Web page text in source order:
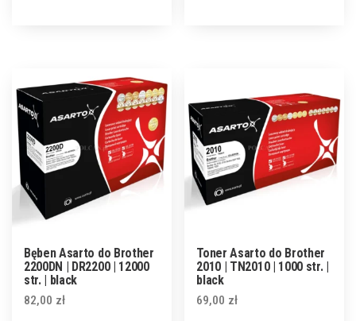
Bęben Asarto do Brother
2200DN | DR2200 | 12000
str. | black
82,00 zł
Toner Asarto do Brother
2010 | TN2010 | 1000 str. |
black
69,00 zł